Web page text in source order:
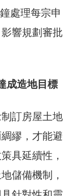
處理每宗申
響規劃審批
成造地目標
訂房屋土地
繆，才能避
具延續性，
儲備機制，